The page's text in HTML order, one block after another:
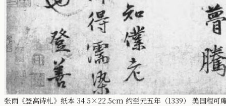
张雨《登高诗札》纸本 34.5×22.5cm 约至元五年（1339） 美国程可